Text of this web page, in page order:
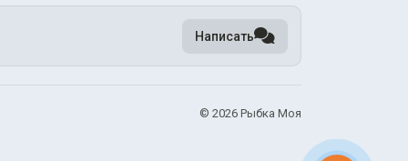
Написать
© 2026 Рыбка Моя